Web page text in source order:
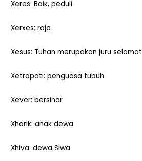
Xeres: Baik, peduli
Xerxes: raja
Xesus: Tuhan merupakan juru selamat
Xetrapati: penguasa tubuh
Xever: bersinar
Xharik: anak dewa
Xhiva: dewa Siwa